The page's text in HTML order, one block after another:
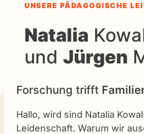
UNSERE PÄDAGOGISCHE
Natalia
und Jürgen
Forschung trifft
Hallo, wird sind Natalia
Leidenschaft. Warum wir